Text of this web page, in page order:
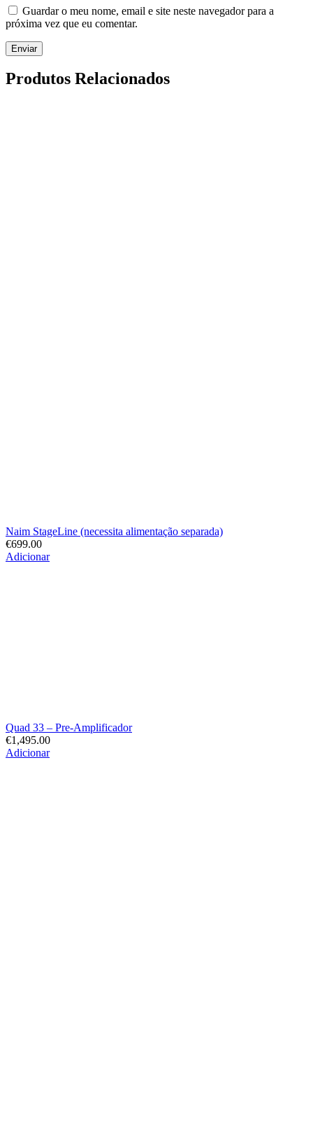
Guardar o meu nome, email e site neste navegador para a
próxima vez que eu comentar.
Enviar
Produtos Relacionados
Naim StageLine (necessita alimentação separada)
€699.00
Adicionar
Quad 33 – Pre-Amplificador
€1,495.00
Adicionar